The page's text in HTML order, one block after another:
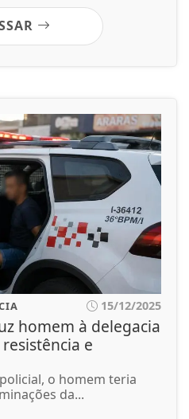
15/12/2025
homem à delegacia
e
o homem teria
da...